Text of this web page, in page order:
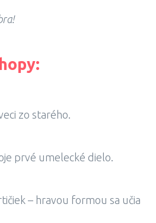
zo starého.
prvé umelecké dielo.
– hravou formou sa učia